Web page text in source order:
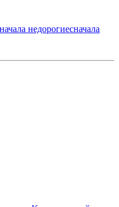
недорогиесначала